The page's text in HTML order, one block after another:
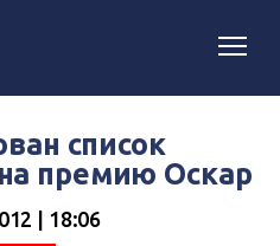
список
премию Оскар
| 18:06